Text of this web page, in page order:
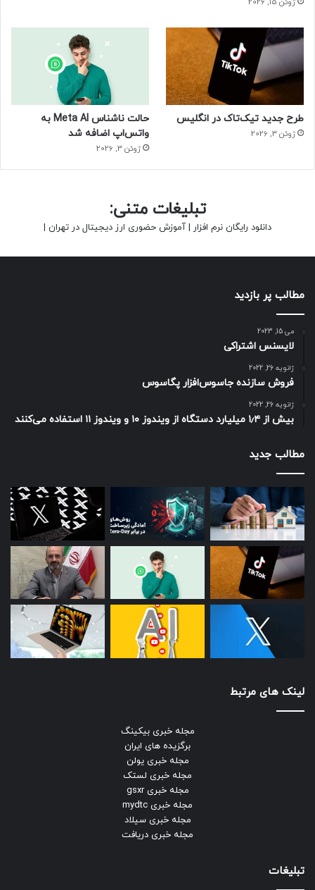
طرح جدید تیک‌تاک در انگلیس
ژوئن 3, 2026
حالت ناشناس Meta AI به
واتس‌اپ اضافه شد
ژوئن 3, 2026
تبلیغات متنی:
دانلود رایگان نرم افزار | آموزش حضوری ارز دیجیتال در تهران |
مطالب پر بازدید
می 15, 2023
لایسنس اشتراکی
ژانویه 26, 2022
فروش سازنده جاسوس‌افزار پگاسوس
ژانویه 26, 2022
بیش از ۱٫۴ میلیارد دستگاه از ویندوز ۱۰ و ویندوز ۱۱ استفاده می‌کنند
مطالب جدید
لینک های مرتبط
مجله خبری بیکینگ
برگزیده های ایران
مجله خبری یولن
مجله خبری لستک
مجله خبری gsxr
مجله خبری mydtc
مجله خبری سیلاد
مجله خبری دریافت
تبلیغات